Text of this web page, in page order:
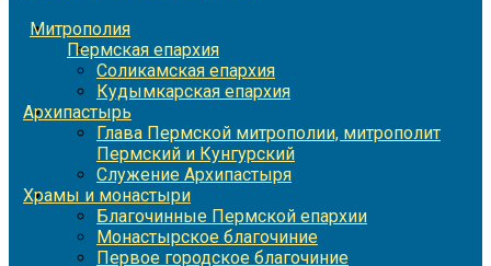
Митрополия
Пермская епархия
Соликамская епархия
Кудымкарская епархия
Архипастырь
Глава Пермской митрополии, митрополит
Пермский и Кунгурский
Служение Архипастыря
Храмы и монастыри
Благочинные Пермской епархии
Монастырское благочиние
Первое городское благочиние